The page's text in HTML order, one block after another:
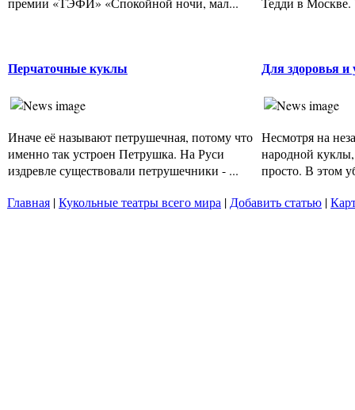
Перчаточные куклы
Иначе её называют петрушечная, потому что
именно так устроен Петрушка. На Руси
издревле существовали петрушечники - ...
Для здоровья и
Несмотря на
народной
просто. В этом
Главная |Кукольные театры всего мира | Добавить статью |